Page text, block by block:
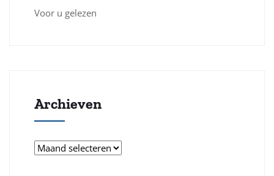
Voor u gelezen
Archieven
Archieven